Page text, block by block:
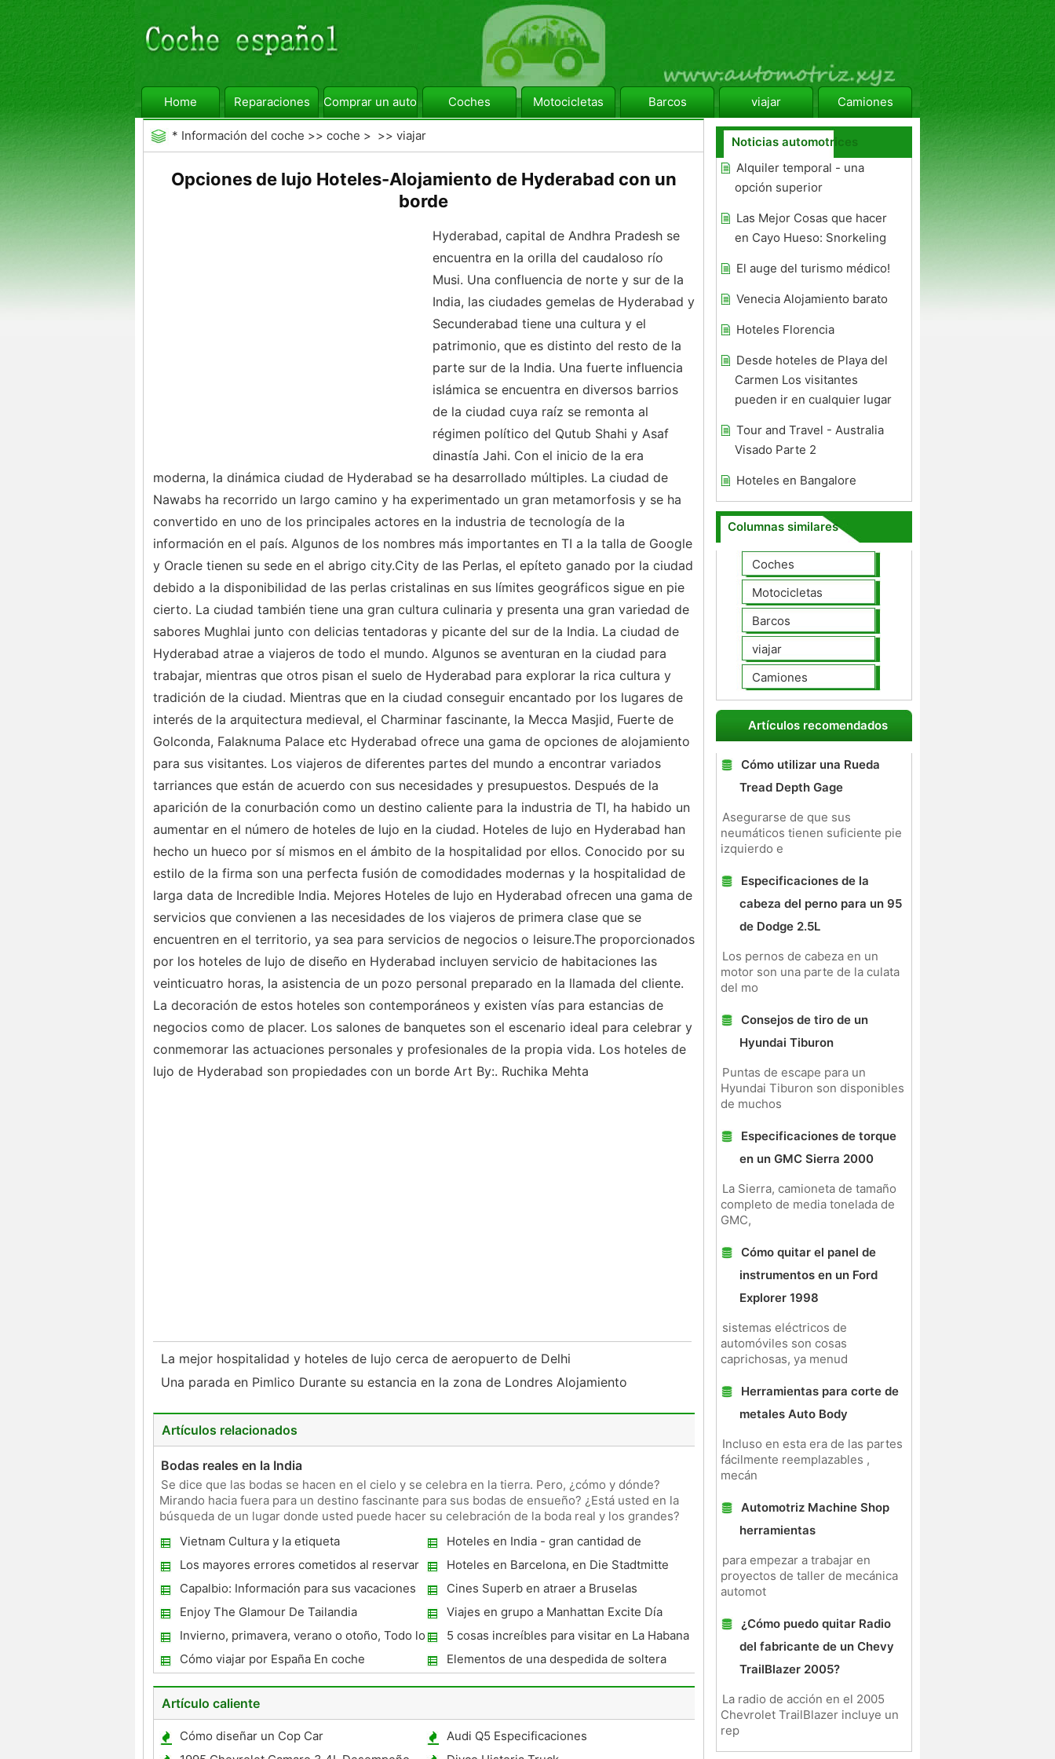
Home Reparaciones Comprar un automóvil Coches Motocicletas Barcos viajar Camiones
* Información del coche >> coche > >> viajar
Opciones de lujo Hoteles-Alojamiento de Hyderabad con un
borde
Hyderabad, capital de Andhra Pradesh se
encuentra en la orilla del caudaloso río
Musi. Una confluencia de norte y sur de la
India, las ciudades gemelas de Hyderabad y
Secunderabad tiene una cultura y el
patrimonio, que es distinto del resto de la
parte sur de la India. Una fuerte influencia
islámica se encuentra en diversos barrios
de la ciudad cuya raíz se remonta al
régimen político del Qutub Shahi y Asaf
dinastía Jahi. Con el inicio de la era
moderna, la dinámica ciudad de Hyderabad se ha desarrollado múltiples. La ciudad de
Nawabs ha recorrido un largo camino y ha experimentado un gran metamorfosis y se ha
convertido en uno de los principales actores en la industria de tecnología de la
información en el país. Algunos de los nombres más importantes en TI a la talla de Google
y Oracle tienen su sede en el abrigo city.City de las Perlas, el epíteto ganado por la ciudad
debido a la disponibilidad de las perlas cristalinas en sus límites geográficos sigue en pie
cierto. La ciudad también tiene una gran cultura culinaria y presenta una gran variedad de
sabores Mughlai junto con delicias tentadoras y picante del sur de la India. La ciudad de
Hyderabad atrae a viajeros de todo el mundo. Algunos se aventuran en la ciudad para
trabajar, mientras que otros pisan el suelo de Hyderabad para explorar la rica cultura y
tradición de la ciudad. Mientras que en la ciudad conseguir encantado por los lugares de
interés de la arquitectura medieval, el Charminar fascinante, la Mecca Masjid, Fuerte de
Golconda, Falaknuma Palace etc Hyderabad ofrece una gama de opciones de alojamiento
para sus visitantes. Los viajeros de diferentes partes del mundo a encontrar variados
tarriances que están de acuerdo con sus necesidades y presupuestos. Después de la
aparición de la conurbación como un destino caliente para la industria de TI, ha habido un
aumentar en el número de hoteles de lujo en la ciudad. Hoteles de lujo en Hyderabad han
hecho un hueco por sí mismos en el ámbito de la hospitalidad por ellos. Conocido por su
estilo de la firma son una perfecta fusión de comodidades modernas y la hospitalidad de
larga data de Incredible India. Mejores Hoteles de lujo en Hyderabad ofrecen una gama de
servicios que convienen a las necesidades de los viajeros de primera clase que se
encuentren en el territorio, ya sea para servicios de negocios o leisure.The proporcionados
por los hoteles de lujo de diseño en Hyderabad incluyen servicio de habitaciones las
veinticuatro horas, la asistencia de un pozo personal preparado en la llamada del cliente.
La decoración de estos hoteles son contemporáneos y existen vías para estancias de
negocios como de placer. Los salones de banquetes son el escenario ideal para celebrar y
conmemorar las actuaciones personales y profesionales de la propia vida. Los hoteles de
lujo de Hyderabad son propiedades con un borde Art By:. Ruchika Mehta
La mejor hospitalidad y hoteles de lujo cerca de aeropuerto de Delhi
Una parada en Pimlico Durante su estancia en la zona de Londres Alojamiento
Artículos relacionados
Bodas reales en la India
Se dice que las bodas se hacen en el cielo y se celebra en la tierra. Pero, ¿cómo y dónde?
Mirando hacia fuera para un destino fascinante para sus bodas de ensueño? ¿Está usted en la
búsqueda de un lugar donde usted puede hacer su celebración de la boda real y los grandes?
Vietnam Cultura y la etiqueta
Hoteles en India - gran cantidad de
instalaciones ilimitadas
Los mayores errores cometidos al reservar
Hoteles It
Hoteles en Barcelona, ​​en Die Stadtmitte
And You
Capalbio: Información para sus vacaciones
en Maremma
Cines Superb en atraer a Bruselas
Enjoy The Glamour De Tailandia
Viajes en grupo a Manhattan Excite Día
excursionistas
Invierno, primavera, verano o otoño, Todo lo
que tienes que hacer es llamar o correo
5 cosas increíbles para visitar en La Habana
Cómo viajar por España En coche
Elementos de una despedida de soltera
inolvidable fin de semana de soltero
Artículo caliente
Cómo diseñar un Cop Car
Audi Q5 Especificaciones
Noticias automotrices
Alquiler temporal - una
opción superior
Las Mejor Cosas que hacer
en Cayo Hueso: Snorkeling
El auge del turismo médico!
Venecia Alojamiento barato
Hoteles Florencia
Desde hoteles de Playa del
Carmen Los visitantes
pueden ir en cualquier lugar
Tour and Travel - Australia
Visado Parte 2
Hoteles en Bangalore
Columnas similares
Coches
Motocicletas
Barcos
viajar
Camiones
Artículos recomendados
Cómo utilizar una Rueda
Tread Depth Gage
Asegurarse de que sus
neumáticos tienen suficiente pie
izquierdo e
Especificaciones de la
cabeza del perno para un 95
de Dodge 2.5L
Los pernos de cabeza en un
motor son una parte de la culata
del mo
Consejos de tiro de un
Hyundai Tiburon
Puntas de escape para un
Hyundai Tiburon son disponibles
de muchos
Especificaciones de torque
en un GMC Sierra 2000
La Sierra, camioneta de tamaño
completo de media tonelada de
GMC,
Cómo quitar el panel de
instrumentos en un Ford
Explorer 1998
sistemas eléctricos de
automóviles son cosas
caprichosas, ya menud
Herramientas para corte de
metales Auto Body
Incluso en esta era de las partes
fácilmente reemplazables ,
mecán
Automotriz Machine Shop
herramientas
para empezar a trabajar en
proyectos de taller de mecánica
automot
¿Cómo puedo quitar Radio
del fabricante de un Chevy
TrailBlazer 2005?
La radio de acción en el 2005
Chevrolet TrailBlazer incluye un
rep